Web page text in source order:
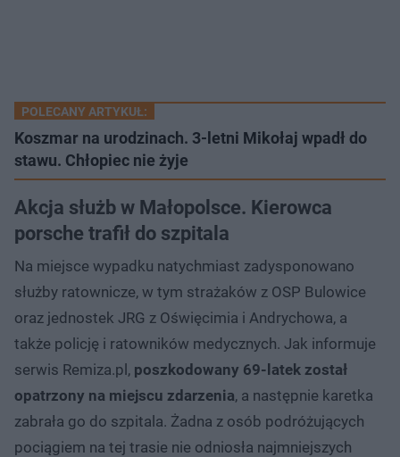
POLECANY ARTYKUŁ:
Koszmar na urodzinach. 3-letni Mikołaj wpadł do
stawu. Chłopiec nie żyje
Akcja służb w Małopolsce. Kierowca
porsche trafił do szpitala
Na miejsce wypadku natychmiast zadysponowano
służby ratownicze, w tym strażaków z OSP Bulowice
oraz jednostek JRG z Oświęcimia i Andrychowa, a
także policję i ratowników medycznych. Jak informuje
serwis Remiza.pl, poszkodowany 69-latek został
opatrzony na miejscu zdarzenia, a następnie karetka
zabrała go do szpitala. Żadna z osób podróżujących
pociągiem na tej trasie nie odniosła najmniejszych